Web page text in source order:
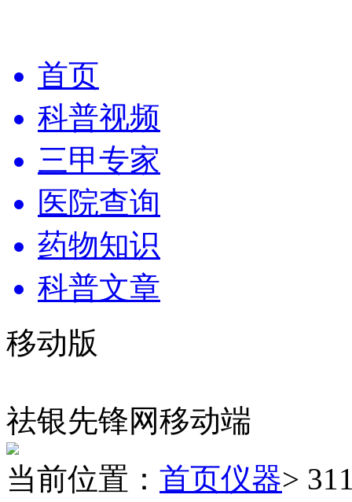
首页
科普视频
三甲专家
医院查询
药物知识
科普文章
移动版
祛银先锋网移动端
当前位置： 首页仪器>